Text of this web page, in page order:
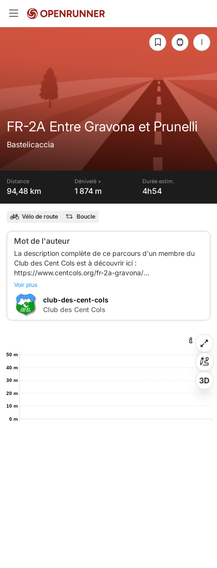
FR-2A Entre Gravona et Prunelli
Bastelicaccia
Distance
94,48 km
Dénivelé +
1 874 m
Durée estim.
4h54
Vélo de route Boucle
Mot de l'auteur
La description complète de ce parcours d'un membre du
Club des Cent Cols est à découvrir ici :
https://www.centcols.org/fr-2a-gravona/
Le cahier des charges, la présentation, la liste des parcours
labellisés des membres du Club des Cent Cols, tout est
disponible ici : https://www.centcols.org/les-parcours-
membres-or/
Mots clés: Col de Scalella, Bastelica, Cauro, Tavera, Tolla
Cet itinéraire est proposé à titre indicatif. L'auteur dégage
sa responsabilité et celle du Club des Cent Cols en vertu
Voir plus
C
club-des-cent-cols
Club des Cent Cols
0 m
10 m
20 m
30 m
40 m
50 m
3D